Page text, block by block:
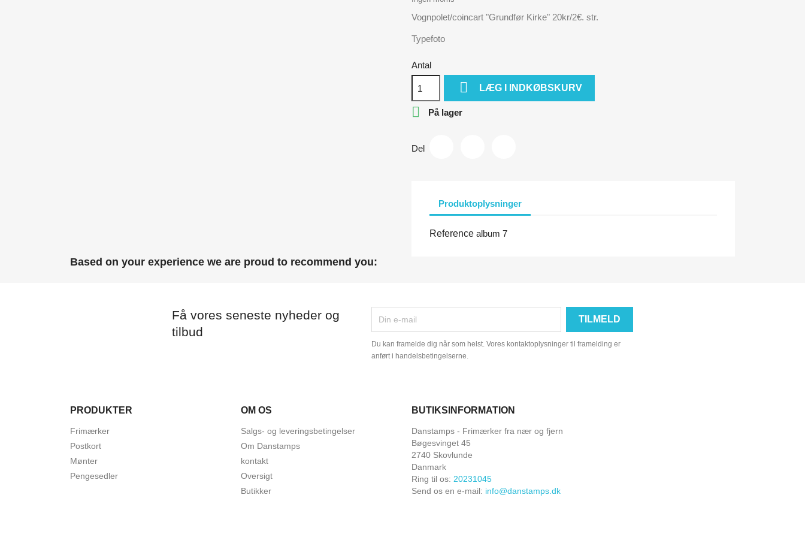
Vognpolet/coincart "Grundfør Kirke" 20kr/2€. str.
Typefoto
Antal
 LÆG I INDKØBSKURV
 På lager
Del
Produktoplysninger
Reference album 7
Based on your experience we are proud to recommend you:
Få vores seneste nyheder og
tilbud
Du kan framelde dig når som helst. Vores kontaktoplysninger til framelding er
anført i handelsbetingelserne.
PRODUKTER
Frimærker
Postkort
Mønter
Pengesedler
OM OS
Salgs- og leveringsbetingelser
Om Danstamps
kontakt
Oversigt
Butikker
BUTIKSINFORMATION
Danstamps - Frimærker fra nær og fjern
Bøgesvinget 45
2740 Skovlunde
Danmark
Ring til os: 20231045
Send os en e-mail: info@danstamps.dk